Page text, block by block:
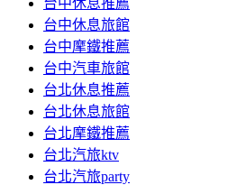
內
容
台中休息旅館
台中摩鐵推薦
台中汽車旅館
台北休息推薦
台北休息旅館
台北摩鐵推薦
台北汽旅ktv
台北汽旅party